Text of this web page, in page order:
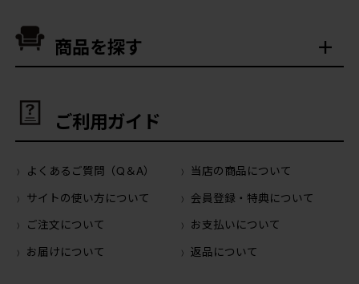
商品を探す
ご利用ガイド
よくあるご質問（Q＆A）
当店の商品について
サイトの使い方について
会員登録・特典について
ご注文について
お支払いについて
お届けについて
返品について